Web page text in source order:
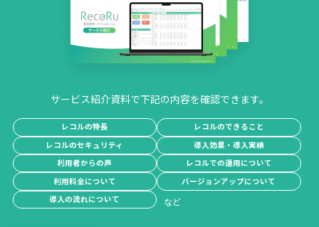
サービス紹介資料で下記の内容を確認できます。
レコルの特長
レコルのできること
レコルのセキュリティ
導入効果・導入実績
利用者からの声
レコルでの運用について
利用料金について
バージョンアップについて
導入の流れについて